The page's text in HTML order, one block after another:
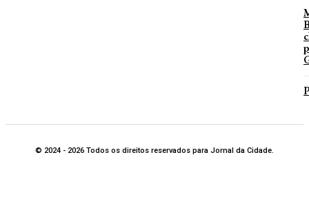
© 2024 - 2026 Todos os direitos reservados para Jornal da Cidade.